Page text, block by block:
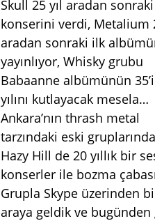
Skull 25 yıl aradan
konserini verdi, Metalium
aradan sonraki ilk
yayınlıyor, Whisky grubu
Babaanne albümünün
yılını kutlayacak mesela…
Ankara’nın thrash metal
tarzındaki eski
Hazy Hill de 20 yıllık bir
konserler ile bozma
Grupla Skype üzerinden
araya geldik ve bugünden